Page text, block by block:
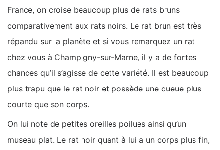
France, on croise beaucoup plus de rats bruns
comparativement aux rats noirs. Le rat brun est très
répandu sur la planète et si vous remarquez un rat
chez vous à Champigny-sur-Marne, il y a de fortes
chances qu’il s’agisse de cette variété. Il est beaucoup
plus trapu que le rat noir et possède une queue plus
courte que son corps.
On lui note de petites oreilles poilues ainsi qu’un
museau plat. Le rat noir quant à lui a un corps plus fin,